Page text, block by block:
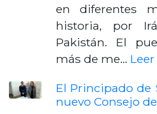
en diferentes
historia, por
Pakistán. El
más de me…
El Principado de
nuevo Consejo